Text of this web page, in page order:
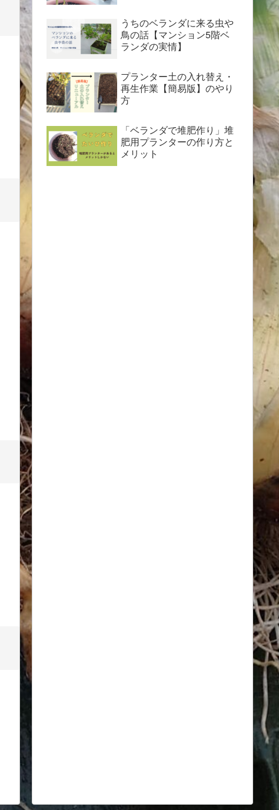
うちのベランダに来る虫や
鳥の話【マンション5階ベ
ランダの実情】
プランター土の入れ替え・
再生作業【簡易版】のやり
方
「ベランダで堆肥作り」堆
肥用プランターの作り方と
メリット